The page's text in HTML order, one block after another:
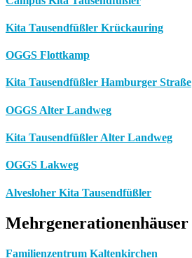
Kita Tausendfüßler Krückauring
OGGS Flottkamp
Kita Tausendfüßler Hamburger Straße
OGGS Alter Landweg
Kita Tausendfüßler Alter Landweg
OGGS Lakweg
Alvesloher Kita Tausendfüßler
Mehrgenerationenhäuser
Familienzentrum Kaltenkirchen